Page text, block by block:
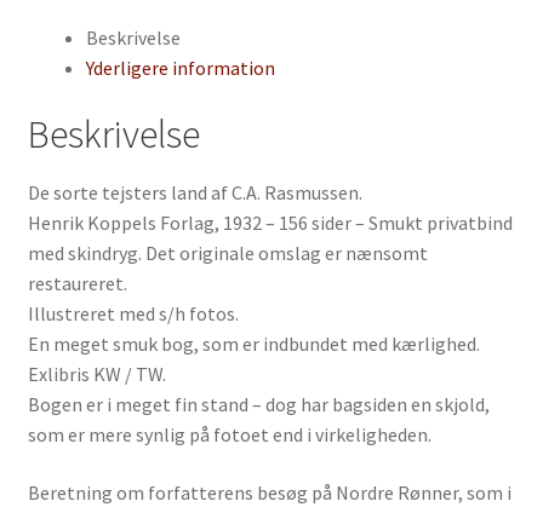
Beskrivelse
Yderligere information
Beskrivelse
De sorte tejsters land af C.A. Rasmussen.
Henrik Koppels Forlag, 1932 – 156 sider – Smukt privatbind
med skindryg. Det originale omslag er nænsomt
restaureret.
Illustreret med s/h fotos.
En meget smuk bog, som er indbundet med kærlighed.
Exlibris KW / TW.
Bogen er i meget fin stand – dog har bagsiden en skjold,
som er mere synlig på fotoet end i virkeligheden.
Beretning om forfatterens besøg på Nordre Rønner, som i